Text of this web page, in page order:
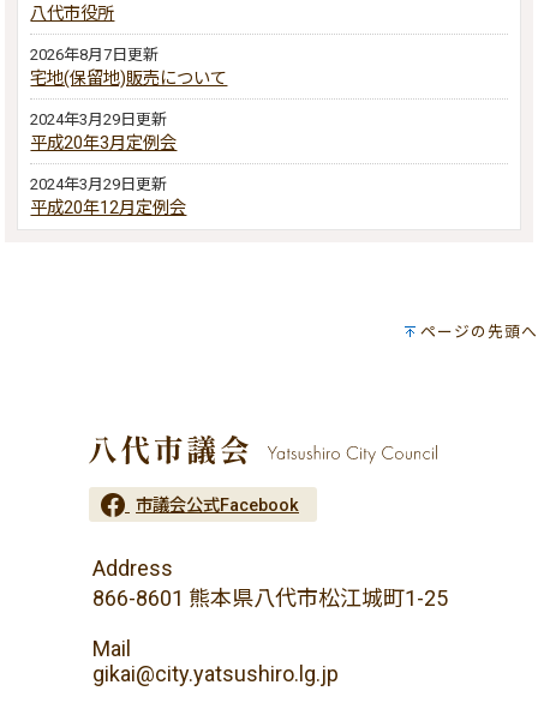
八代市役所
2026年8月7日更新
宅地(保留地)販売について
2024年3月29日更新
平成20年3月定例会
2024年3月29日更新
平成20年12月定例会
ページの先頭へ
市議会公式Facebook
Address
866-8601 熊本県八代市松江城町1-25
Mail
gikai@city.yatsushiro.lg.jp